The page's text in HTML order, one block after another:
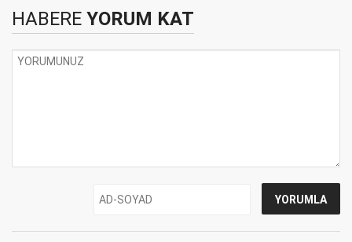
HABERE YORUM KAT